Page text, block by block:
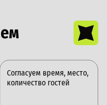
Согласуем время, место,
количество гостей